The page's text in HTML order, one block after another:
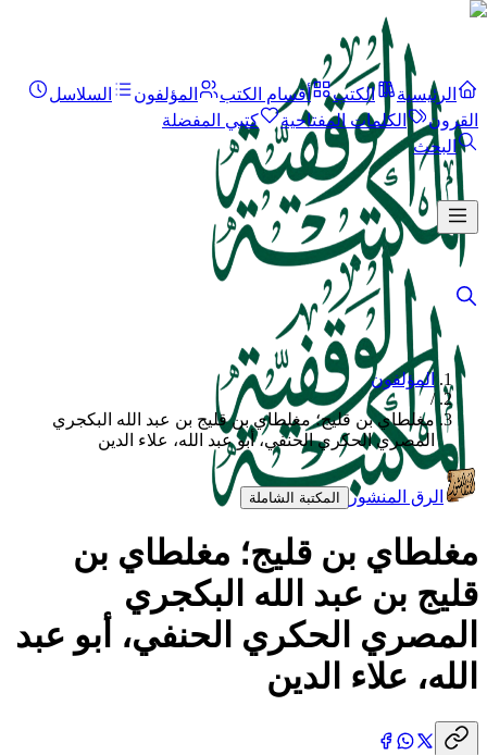
الرئيسية الكتب أقسام الكتب المؤلفون
السلاسل
القرون
الكلمات المفتاحية
كتبي المفضلة
البحث
المؤلفون
/
مغلطاي بن قليج؛ مغلطاي بن قليج بن عبد الله البكجري
المصري الحكري الحنفي، أبو عبد الله، علاء الدين
الرق المنشور المكتبة الشاملة
مغلطاي بن قليج؛ مغلطاي بن
قليج بن عبد الله البكجري
المصري الحكري الحنفي، أبو عبد
الله، علاء الدين